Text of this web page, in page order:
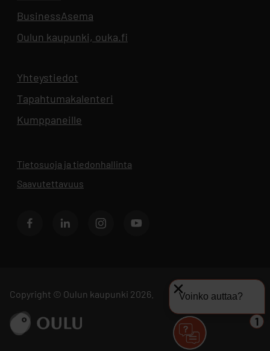
BusinessAsema
Oulun kaupunki, ouka.fi
Yhteystiedot
Tapahtumakalenteri
Kumppaneille
Tietosuoja ja tiedonhallinta
Saavutettavuus
FacebookLinkedIn InstagramYoutube
Copyright © Oulun kaupunki 2026.
Siirry sivustolle ouka.fi
Voinko auttaa?
1